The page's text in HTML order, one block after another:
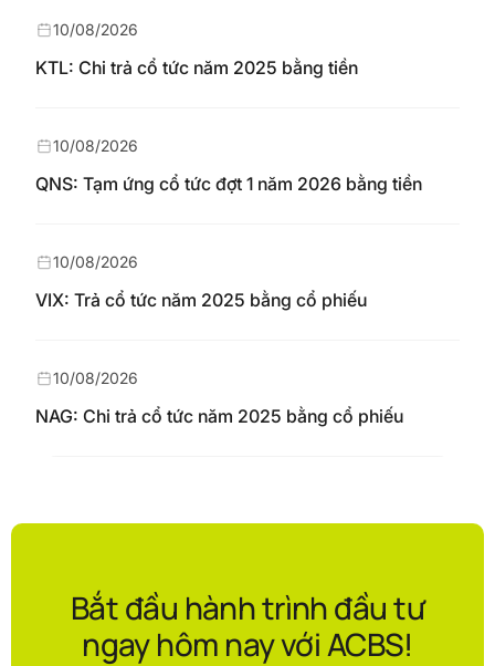
KTL: Chi trả cổ tức năm 2025 bằng tiền
10/08/2026
QNS: Tạm ứng cổ tức đợt 1 năm 2026 bằng tiền
10/08/2026
VIX: Trả cổ tức năm 2025 bằng cổ phiếu
10/08/2026
NAG: Chi trả cổ tức năm 2025 bằng cổ phiếu
10/08/2026
Bắt đầu hành trình đầu tư
ngay hôm nay với ACBS!